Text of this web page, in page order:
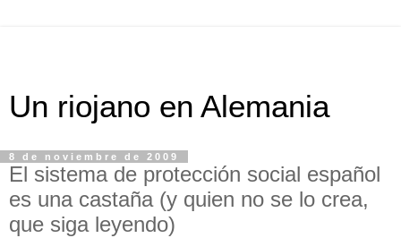
Un riojano en Alemania
8 de noviembre de 2009
El sistema de protección social español
es una castaña (y quien no se lo crea,
que siga leyendo)